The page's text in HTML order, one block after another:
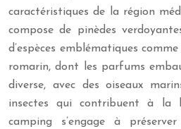
caractéristiques de la région
compose de pinèdes
d’espèces emblématiques
romarin, dont les parfums
diverse, avec des oiseaux
insectes qui contribuent à la
camping s’engage à